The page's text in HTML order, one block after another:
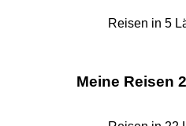
Reisen in 5
Meine Reisen